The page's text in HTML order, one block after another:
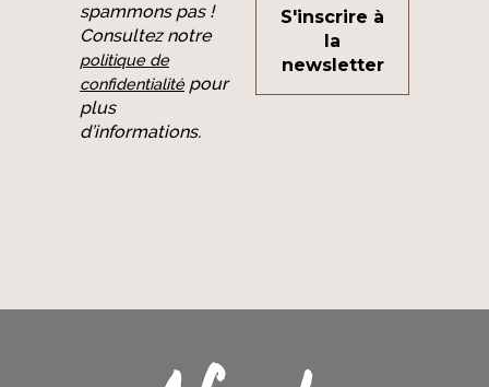
spammons pas !
Consultez notre
politique de
confidentialitépour
plus
d’informations.